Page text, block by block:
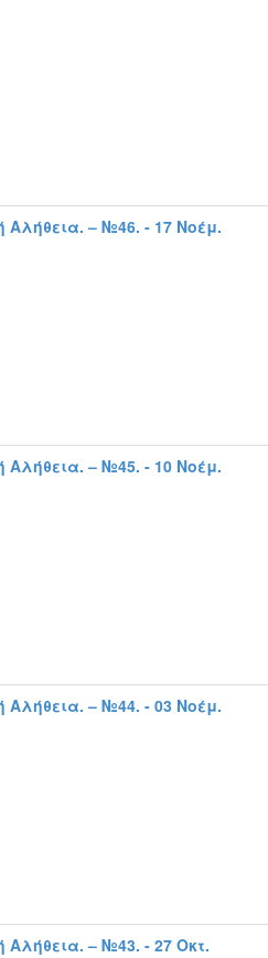
Αλήθεια. – №46. - 17 Νοέμ.
Αλήθεια. – №45. - 10 Νοέμ.
Αλήθεια. – №44. - 03 Νοέμ.
Αλήθεια. – №43. - 27 Οκτ.